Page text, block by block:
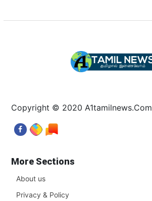
Copyright © 2020 A1tamilnews.Com
More Sections
About us
Privacy & Policy